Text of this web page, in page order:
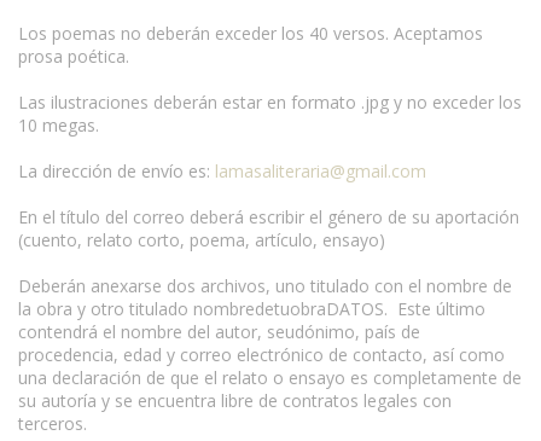
Los poemas no deberán exceder los 40 versos. Aceptamos
prosa poética.
Las ilustraciones deberán estar en formato .jpg y no exceder los
10 megas.
La dirección de envío es: lamasaliteraria@gmail.com
En el título del correo deberá escribir el género de su aportación
(cuento, relato corto, poema, artículo, ensayo)
Deberán anexarse dos archivos, uno titulado con el nombre de
la obra y otro titulado nombredetuobraDATOS. Este último
contendrá el nombre del autor, seudónimo, país de
procedencia, edad y correo electrónico de contacto, así como
una declaración de que el relato o ensayo es completamente de
su autoría y se encuentra libre de contratos legales con
terceros.